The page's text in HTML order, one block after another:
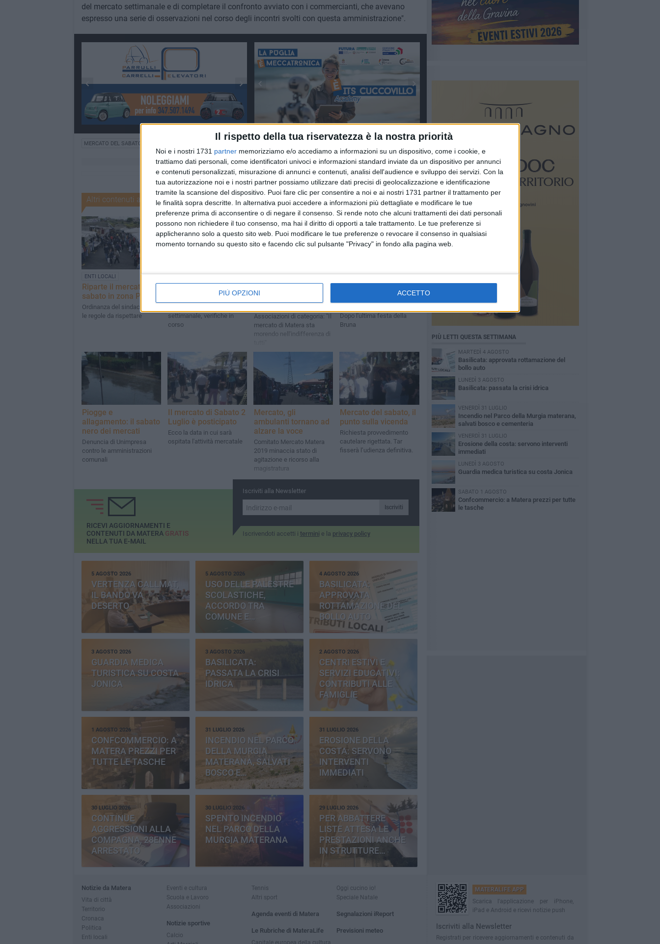
Il rispetto della tua riservatezza è la nostra priorità
Noi e i nostri 1731 partner memorizziamo e/o accediamo a informazioni su un dispositivo, come i cookie, e
trattiamo dati personali, come identificatori univoci e informazioni standard inviate da un dispositivo per annunci
e contenuti personalizzati, misurazione di annunci e contenuti, analisi dell'audience e sviluppo dei servizi. Con la
tua autorizzazione noi e i nostri partner possiamo utilizzare dati precisi di geolocalizzazione e identificazione
tramite la scansione del dispositivo. Puoi fare clic per consentire a noi e ai nostri 1731 partner il trattamento per
le finalità sopra descritte. In alternativa puoi accedere a informazioni più dettagliate e modificare le tue
preferenze prima di acconsentire o di negare il consenso. Si rende noto che alcuni trattamenti dei dati personali
possono non richiedere il tuo consenso, ma hai il diritto di opporti a tale trattamento. Le tue preferenze si
applicheranno solo a questo sito web. Puoi modificare le tue preferenze o revocare il consenso in qualsiasi
momento tornando su questo sito e facendo clic sul pulsante "Privacy" in fondo alla pagina web.
PIÙ OPZIONI ACCETTO
del mercato settimanale e di completare il confronto avviato con i commercianti, che avevano
espresso una serie di osservazioni nel corso degli incontri svolti con questa amministrazione".
MERCATO DEL SABATO
Altri contenuti a tema
ENTI LOCALI
Riparte il mercato del
sabato in zona Paip2
Ordinanza del sindaco con
le regole da rispettare
mercati giornalieri
settimanale, verifiche in
corso
ambulanti sul piede di
guerra
Associazioni di categoria: "Il
mercato di Matera sta
morendo nell'indifferenza di
Commercianti
delusi, richiesta di
incontro urgente
Dopo l'ultima festa della
Bruna
Piogge e
allagamento: il sabato
nero dei mercati
Denuncia di Unimpresa
contro le amministrazioni
comunali
Il mercato di Sabato 2
Luglio è posticipato
Ecco la data in cui sarà
ospitata l'attività mercatale
Mercato, gli
ambulanti tornano ad
alzare la voce
Comitato Mercato Matera
2019 minaccia stato di
agitazione e ricorso alla
magistratura
Mercato del sabato, il
punto sulla vicenda
Richiesta provvedimento
cautelare rigettata. Tar
fisserà l’udienza definitiva.
Iscriviti alla Newsletter
Iscriviti
Iscrivendoti accetti i termini e la privacy policy
RICEVI AGGIORNAMENTI E
CONTENUTI DA MATERA GRATIS
NELLA TUA E-MAIL
5 AGOSTO 2026
VERTENZA CALLMAT,
IL BANDO VA
DESERTO
5 AGOSTO 2026
USO DELLE PALESTRE
SCOLASTICHE,
ACCORDO TRA
COMUNE E
PROVINCIA
4 AGOSTO 2026
BASILICATA:
APPROVATA
ROTTAMAZIONE DEL
BOLLO AUTO
3 AGOSTO 2026
GUARDIA MEDICA
TURISTICA SU COSTA
JONICA
3 AGOSTO 2026
BASILICATA:
PASSATA LA CRISI
IDRICA
2 AGOSTO 2026
CENTRI ESTIVI E
SERVIZI EDUCATIVI:
CONTRIBUTI ALLE
FAMIGLIE
1 AGOSTO 2026
CONFCOMMERCIO: A
MATERA PREZZI PER
TUTTE LE TASCHE
31 LUGLIO 2026
INCENDIO NEL PARCO
DELLA MURGIA
MATERANA, SALVATI
BOSCO E
CEMENTERIA
31 LUGLIO 2026
EROSIONE DELLA
COSTA: SERVONO
INTERVENTI
IMMEDIATI
30 LUGLIO 2026
CONTINUE
AGGRESSIONI ALLA
COMPAGNA, 28ENNE
ARRESTATO
30 LUGLIO 2026
SPENTO INCENDIO
NEL PARCO DELLA
MURGIA MATERANA
29 LUGLIO 2026
PER ABBATTERE
LISTE ATTESA LE
PRESTAZIONI ANCHE
IN STRUTTURE
PIÙ LETTI QUESTA SETTIMANA
MARTEDÌ 4 AGOSTO
Basilicata: approvata rottamazione del
bollo auto
LUNEDÌ 3 AGOSTO
Basilicata: passata la crisi idrica
VENERDÌ 31 LUGLIO
Incendio nel Parco della Murgia materana,
salvati bosco e cementeria
VENERDÌ 31 LUGLIO
Erosione della costa: servono interventi
immediati
LUNEDÌ 3 AGOSTO
Guardia medica turistica su costa Jonica
SABATO 1 AGOSTO
Confcommercio: a Matera prezzi per tutte
le tasche
Notizie da Matera
Vita di città
Territorio
Cronaca
Politica
Enti locali
Eventi e cultura
Scuola e Lavoro
Associazioni
Notizie sportive
Calcio
Tennis
Altri sport
Agenda eventi di Matera
Le Rubriche di MateraLife
Capitale europea della cultura
Oggi cucino io!
Speciale Natale
Segnalazioni iReport
Previsioni meteo
MATERALIFE APP
Scarica l'applicazione per iPhone,
iPad e Android e ricevi notizie push
Iscriviti alla Newsletter
Registrati per ricevere aggiornamenti e contenuti da